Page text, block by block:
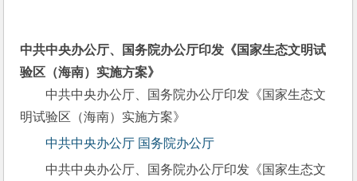
中共中央办公厅、国务院办公厅印发《国家生态文明试
验区（海南）实施方案》
中共中央办公厅、国务院办公厅印发《国家生态文
明试验区（海南）实施方案》
中共中央办公厅 国务院办公厅
中共中央办公厅、国务院办公厅印发《国家生态文